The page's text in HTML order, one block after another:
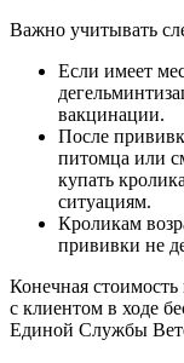
Важно учитывать
Если имеет
вакцинации.
После
питомца или
купать
ситуациям.
Кроликам
прививки не
Конечная
с клиентом в ходе
Единой Службы